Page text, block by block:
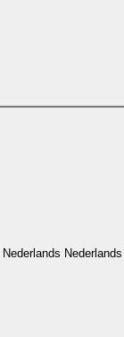
Nederlands